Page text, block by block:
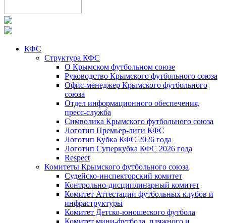
КФС
Структура КФС
О Крымском футбольном союзе
Руководство Крымского футбольного союза
Офис-менеджер Крымского футбольного
союза
Отдел информационного обеспечения,
пресс-служба
Символика Крымского футбольного союза
Логотип Премьер-лиги КФС
Логотип Кубка КФС 2026 года
Логотип Суперкубка КФС 2026 года
Respect
Комитеты Крымского футбольного союза
Судейско-инспекторский комитет
Контрольно-дисциплинарный комитет
Комитет Аттестации футбольных клубов и
инфраструктуры
Комитет Детско-юношеского футбола
Комитет мини-футбола, пляжного и